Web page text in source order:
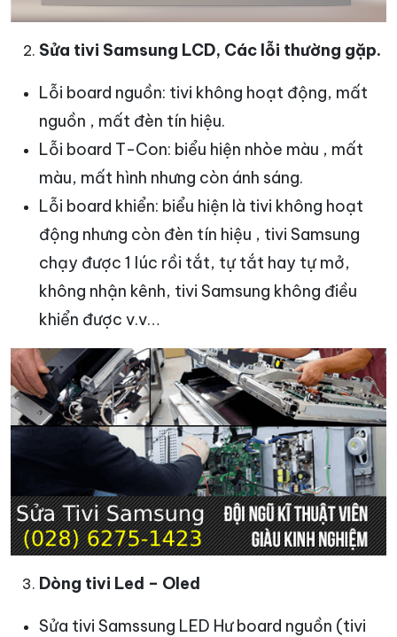
Sửa tivi Samsung LCD, Các lỗi thường gặp.
Lỗi board nguồn: tivi không hoạt động, mất
nguồn , mất đèn tín hiệu.
Lỗi board T-Con: biểu hiện nhòe màu , mất
màu, mất hình nhưng còn ánh sáng.
Lỗi board khiển: biểu hiện là tivi không hoạt
động nhưng còn đèn tín hiệu , tivi Samsung
chạy được 1 lúc rồi tắt, tự tắt hay tự mở,
không nhận kênh, tivi Samsung không điều
khiển được v.v…
Dòng tivi Led – Oled
Sửa tivi Samssung LED Hư board nguồn (tivi